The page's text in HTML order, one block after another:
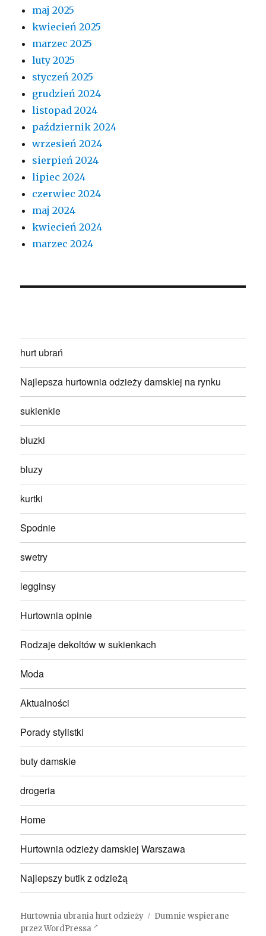
maj 2025
kwiecień 2025
marzec 2025
luty 2025
styczeń 2025
grudzień 2024
listopad 2024
październik 2024
wrzesień 2024
sierpień 2024
lipiec 2024
czerwiec 2024
maj 2024
kwiecień 2024
marzec 2024
hurt ubrań
Najlepsza hurtownia odzieży damskiej na rynku
sukienkie
bluzki
bluzy
kurtki
Spodnie
swetry
legginsy
Hurtownia opinie
Rodzaje dekoltów w sukienkach
Moda
Aktualności
Porady stylistki
buty damskie
drogeria
Home
Hurtownia odzieży damskiej Warszawa
Najlepszy butik z odzieżą
Hurtownia ubrania hurt odzieży
Dumnie wspierane
przez WordPressa